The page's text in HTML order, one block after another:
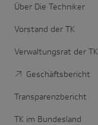
Über Die Techniker
Vorstand der TK
Verwaltungsrat der TK
Geschäftsbericht
Transparenzbericht
TK im Bundesland